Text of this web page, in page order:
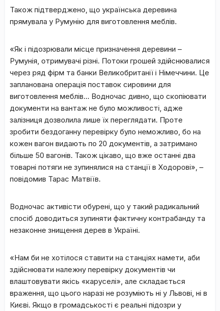
Також підтверджено, що українська деревина
прямувала у Румунію для виготовлення меблів.
«Як і підозрювали місце призначення деревини –
Румунія, отримувачі різні. Потоки грошей здійснювалися
через ряд фірм та банки Великобританії і Німеччини. Це
запланована операція поставок сировини для
виготовлення меблів… Водночас дивно, що скопіювати
документи на вантаж не було можливості, адже
залізниця дозволила лише їх переглядати. Проте
зробити бездоганну перевірку було неможливо, бо на
кожен вагон видають по 20 документів, а затримано
більше 50 вагонів. Також цікаво, що вже останні два
товарні потяги не зупинялися на станції в Ходорові», –
повідомив Тарас Матвіїв.
Водночас активісти обурені, що у такий радикальний
спосіб доводиться зупиняти фактичну контрабанду та
незаконне знищення дерев в Україні.
«Нам би не хотілося ставити на станціях намети, аби
здійснювати належну перевірку документів чи
влаштовувати якісь «каруселі», але складається
враження, що цього наразі не розуміють ні у Львові, ні в
Києві. Якщо в громадськості є реальні підозри у